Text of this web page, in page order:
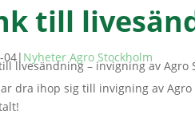
till
04| Nyheter Agro Stockholm
dra ihop sig till invigning av